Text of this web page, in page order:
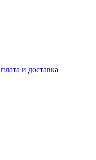
и доставка